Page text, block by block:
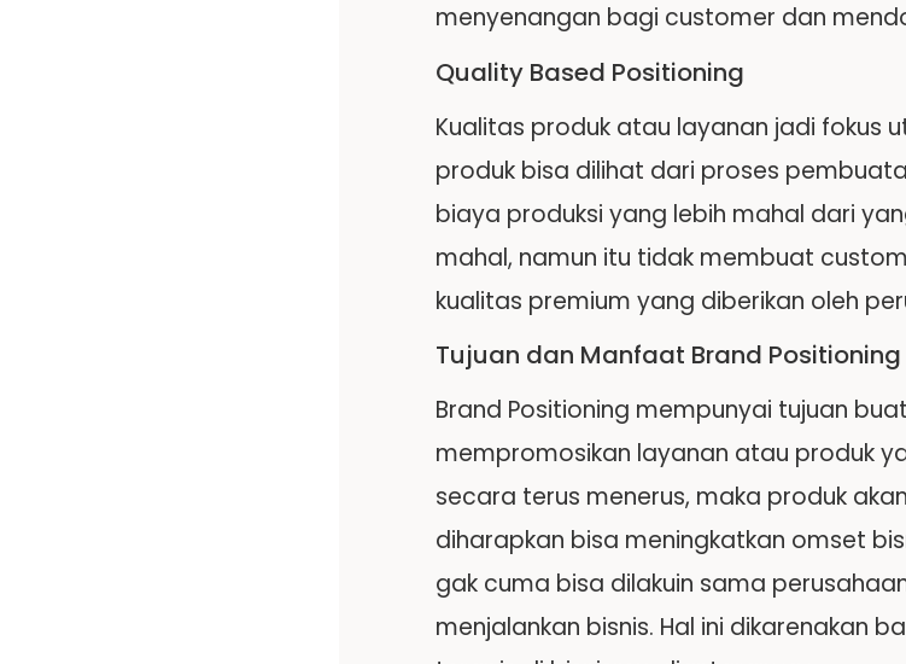
menyenangan bagi customer dan
Quality Based Positioning
Kualitas produk atau layanan jadi fokus
produk bisa dilihat dari proses
biaya produksi yang lebih mahal dari
mahal, namun itu tidak membuat
kualitas premium yang diberikan oleh
Tujuan dan Manfaat Brand Positioning
Brand Positioning mempunyai tujuan
mempromosikan layanan atau produk
secara terus menerus, maka produk
diharapkan bisa meningkatkan omset
gak cuma bisa dilakuin sama
menjalankan bisnis. Hal ini dikarenakan